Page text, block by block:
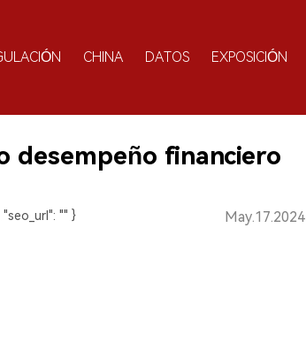
CHINA DATOS EXPOSICIÓN
desempeño financiero
"" } May.17.2024